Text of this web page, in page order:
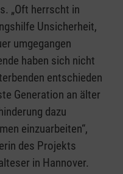
„Oft herrscht in
Unsicherheit,
umgegangen
haben sich nicht
entschieden
Generation an älter
dazu
einzuarbeiten“,
des Projekts
in Hannover.